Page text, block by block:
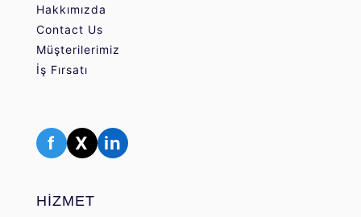
Hakkımızda
Contact Us
Müşterilerimiz
İş Fırsatı
f X in
HİZMET